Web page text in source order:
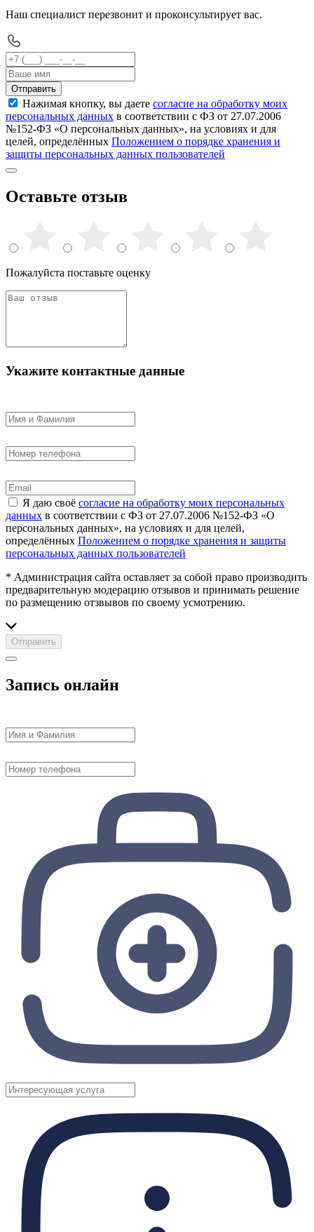
Наш специалист перезвонит и проконсультирует вас.
Отправить
Нажимая кнопку, вы даете согласие на обработку моих
персональных данных в соответствии с ФЗ от 27.07.2006
№152-ФЗ «О персональных данных», на условиях и для
целей, определённых Положением о порядке хранения и
защиты персональных данных пользователей
Оставьте отзыв
Пожалуйста поставьте оценку
Укажите контактные данные
Я даю своё согласие на обработку моих персональных
данных в соответствии с ФЗ от 27.07.2006 №152-ФЗ «О
персональных данных», на условиях и для целей,
определённых Положением о порядке хранения и защиты
персональных данных пользователей
* Администрация сайта оставляет за собой право производить
предварительную модерацию отзывов и принимать решение
по размещению отзвывов по своему усмотрению.
Отправить
Запись онлайн